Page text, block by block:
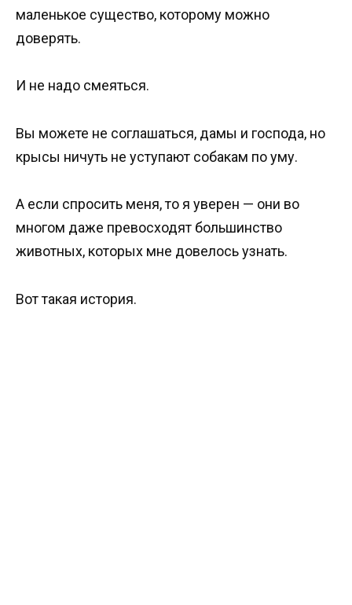
маленькое существо, которому можно
доверять.
И не надо смеяться.
Вы можете не соглашаться, дамы и господа, но
крысы ничуть не уступают собакам по уму.
А если спросить меня, то я уверен — они во
многом даже превосходят большинство
животных, которых мне довелось узнать.
Вот такая история.